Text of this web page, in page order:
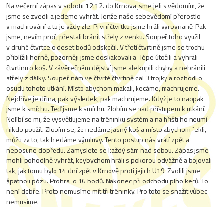
Na večerní zápas v sobotu 12.12. do Krnova jsme jeli s vědomím, že
jsme se zvedli a jedeme vyhrát. Jenže naše sebevědomí přerostlo
v machrování a to je vždy zle. První čtvrtku jsme hráli vyrovnaně. Pak
jsme, nevím proč, přestali bránit střely z venku. Soupeř toho využil
v druhé čtvrtce o deset bodů odskočil. V třetí čtvrtině jsme se trochu
přiblížili herně, pozorněji jsme doskakovali a i lépe útočili a vyhráli
čtvrtinu o koš. V závěrečném dějství jsme ale kupili chyby a nebránili
střely z dálky. Soupeř nám ve čtvrté čtvrtině dal 3 trojky a rozhodl o
osudu tohoto utkání. Místo abychom makali, kecáme, machrujeme.
Nejdříve je dřina, pak výsledek, pak machrujeme. Když je to naopak
jsme k smíchu. Teď jsme k smíchu. Zlobím se nad přístupem k utkání.
Nelíbí se mi, že vysvětlujeme na tréninku systém a na hřišti ho neumí
nikdo použít. Zlobím se, že nedáme jasný koš a místo abychom řekli,
můžu za to, tak hledáme výmluvy. Tento postup nás vrátí zpět a
neposune dopředu. Zamyslete se každý sám nad sebou. Zápas jsme
mohli pohodlně vyhrát, kdybychom hráli s pokorou odvážně a bojovali
tak, jak tomu bylo 14 dní zpět v Krnově proti jejich U19. Zvolili jsme
špatnou pózu. Prohra o 16 bodů. Nakonec při odchodu plno keců. To
není dobře. Proto nemusíme mít tři tréninky. Pro toto se snažit vůbec
nemusíme.